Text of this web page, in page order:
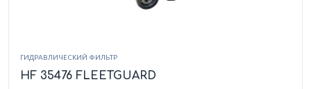
ГИДРАВЛИЧЕСКИЙ ФИЛЬТР
HF 35476 FLEETGUARD